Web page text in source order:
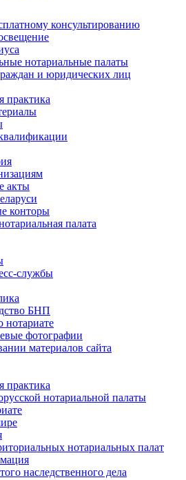
консультированию
нотариальные палаты
и юридических лиц
практика
акты
конторы
палата
службы
БНП
нотариате
фотографии
материалов сайта
практика
нотариальной палаты
нотариальных палат
наследственного дела